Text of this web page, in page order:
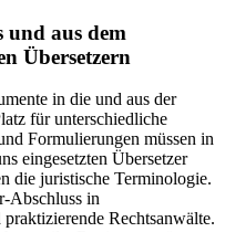
und aus dem
Übersetzern
in die und aus der
für unterschiedliche
Formulierungen müssen in
eingesetzten Übersetzer
die juristische Terminologie.
Abschluss in
Rechtsanwälte.